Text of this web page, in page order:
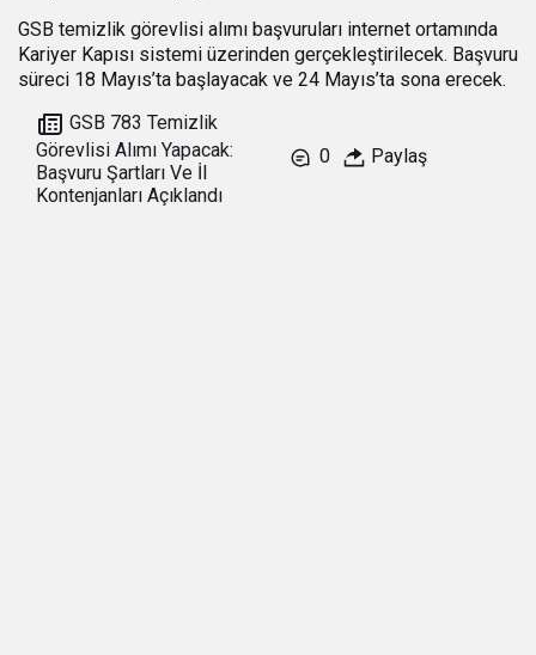
GSB temizlik görevlisi alımı başvuruları internet ortamında
Kariyer Kapısı sistemi üzerinden gerçekleştirilecek. Başvuru
süreci 18 Mayıs’ta başlayacak ve 24 Mayıs’ta sona erecek.
GSB 783 Temizlik
Görevlisi Alımı Yapacak:
Başvuru Şartları Ve İl
Kontenjanları Açıklandı
0 Paylaş